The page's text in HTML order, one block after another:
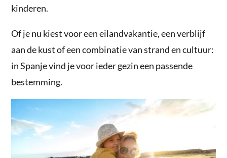
kinderen.
Of je nu kiest voor een eilandvakantie, een verblijf
aan de kust of een combinatie van strand en cultuur:
in Spanje vind je voor ieder gezin een passende
bestemming.